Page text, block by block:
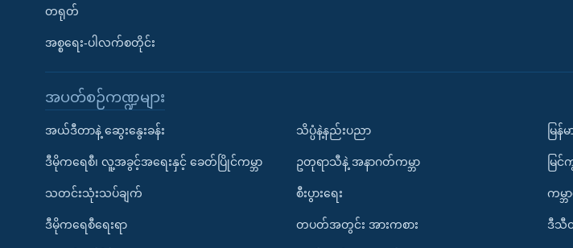
တရုတ်
အစ္စရေး-ပါလက်စတိုင်း
အပတ်စဉ်ကဏ္ဍများ
အယ်ဒီတာနဲ့ ဆွေးနွေးခန်း
ဒီမိုကရေစီ၊ လူ့အခွင့်အရေးနှင့် ခေတ်ပြိုင်ကမ္ဘာ
သတင်းသုံးသပ်ချက်
ဒီမိုကရေစီရေးရာ
သိပ္ပံနဲ့နည်းပညာ
ဥတုရာသီနဲ့ အနာဂတ်ကမ္ဘာ
စီးပွားရေး
တပတ်အတွင်း အားကစား
မြန်
မြ
ကမ္ဘ
ဒီသီ